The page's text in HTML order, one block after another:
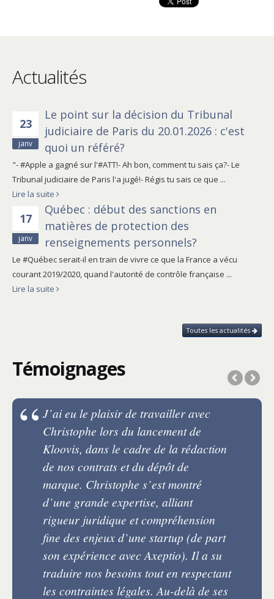
Actualités
23
janv
Le point sur la décision du Tribunal
judiciaire de Paris du 20.01.2026 : c'est
quoi un référé?
"- #Apple a gagné sur l'#ATT!- Ah bon, comment tu sais ça?- Le
Tribunal judiciaire de Paris l'a jugé!- Régis tu sais ce que ...
Lire la suite
17
janv
Québec : début des sanctions en
matières de protection des
renseignements personnels?
Le #Québec serait-il en train de vivre ce que la France a vécu
courant 2019/2020, quand l'autorité de contrôle française ...
Lire la suite
Toutes les actualités
Témoignages
J’ai eu le plaisir de travailler avec
Christophe lors du lancement de
Kloovis, dans le cadre de la rédaction
de nos contrats et du dépôt de
marque. Christophe s’est montré
d’une grande expertise, alliant
rigueur juridique et compréhension
fine des enjeux d’une startup (de part
son expérience avec Axeptio). Il a su
traduire nos besoins tout en respectant
les contraintes légales. Au-delà de ses